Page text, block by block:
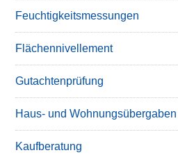
Feuchtigkeitsmessungen
Flächennivellement
Gutachtenprüfung
Haus- und Wohnungsübergaben
Kaufberatung